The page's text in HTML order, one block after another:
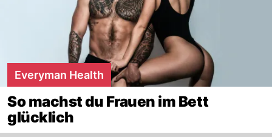
Everyman Health
So machst du Frauen im Bett
glücklich